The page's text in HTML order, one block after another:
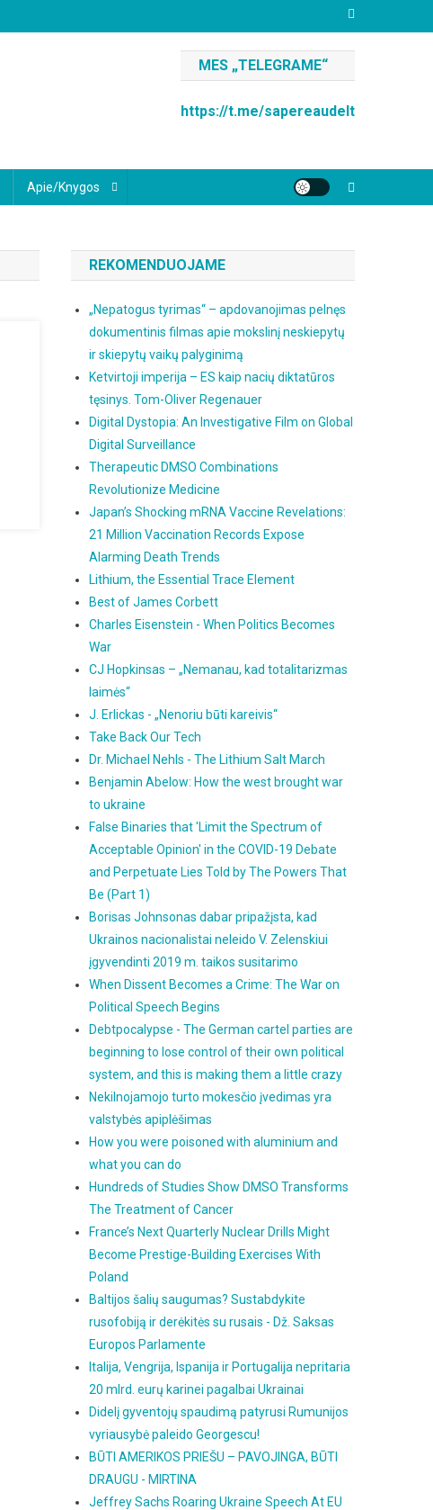
MES „TELEGRAME“
https://t.me/sapereaudelt
Apie/knygos
REKOMENDUOJAME
„Nepatogus tyrimas“ – apdovanojimas pelnęs
dokumentinis filmas apie mokslinį neskiepytų
ir skiepytų vaikų palyginimą
Ketvirtoji imperija – ES kaip nacių diktatūros
tęsinys. Tom-Oliver Regenauer
Digital Dystopia: An Investigative Film on Global
Digital Surveillance
Therapeutic DMSO Combinations
Revolutionize Medicine
Japan’s Shocking mRNA Vaccine Revelations:
21 Million Vaccination Records Expose
Alarming Death Trends
Lithium, the Essential Trace Element
Best of James Corbett
Charles Eisenstein - When Politics Becomes
War
CJ Hopkinsas – „Nemanau, kad totalitarizmas
laimės“
J. Erlickas - „Nenoriu būti kareivis“
Take Back Our Tech
Dr. Michael Nehls - The Lithium Salt March
Benjamin Abelow: How the west brought war
to ukraine
False Binaries that 'Limit the Spectrum of
Acceptable Opinion' in the COVID-19 Debate
and Perpetuate Lies Told by The Powers That
Be (Part 1)
Borisas Johnsonas dabar pripažįsta, kad
Ukrainos nacionalistai neleido V. Zelenskiui
įgyvendinti 2019 m. taikos susitarimo
When Dissent Becomes a Crime: The War on
Political Speech Begins
Debtpocalypse - The German cartel parties are
beginning to lose control of their own political
system, and this is making them a little crazy
Nekilnojamojo turto mokesčio įvedimas yra
valstybės apiplėšimas
How you were poisoned with aluminium and
what you can do
Hundreds of Studies Show DMSO Transforms
The Treatment of Cancer
France’s Next Quarterly Nuclear Drills Might
Become Prestige-Building Exercises With
Poland
Baltijos šalių saugumas? Sustabdykite
rusofobiją ir derėkitės su rusais - Dž. Saksas
Europos Parlamente
Italija, Vengrija, Ispanija ir Portugalija nepritaria
20 mlrd. eurų karinei pagalbai Ukrainai
Didelį gyventojų spaudimą patyrusi Rumunijos
vyriausybė paleido Georgescu!
BŪTI AMERIKOS PRIEŠU – PAVOJINGA, BŪTI
DRAUGU - MIRTINA
Jeffrey Sachs Roaring Ukraine Speech At EU